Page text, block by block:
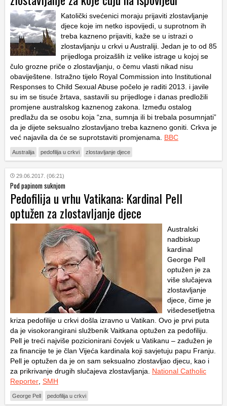
Katolički svećenici moraju prijaviti zlostavljanje
djece koje im netko ispovijedi, u suprotnom ih
treba kazneno prijaviti, kaže se u istrazi o
zlostavljanju u crkvi u Australiji. Jedan je to od 85
prijedloga proizašlih iz velike istrage u kojoj se
čulo grozne priče o zlostavljanju, o čemu vlasti nikad nisu
obaviještene. Istražno tijelo Royal Commission into Institutional
Responses to Child Sexual Abuse počelo je raditi 2013. i javile
su im se tisuće žrtava, sastavili su prijedloge i danas predložili
promjene australskog kaznenog zakona. Između ostalog
predlažu da se osobu koja “zna, sumnja ili bi trebala posumnjati”
da je dijete seksualno zlostavljano treba kazneno goniti. Crkva je
već najavila da će se suprotstaviti promjenama. BBC
Australija pedofilija u crkvi zlostavljanje djece
29.06.2017. (06:21)
Pod papinom suknjom
Pedofilija u vrhu Vatikana: Kardinal Pell
optužen za zlostavljanje djece
Australski
nadbiskup
kardinal
George Pell
optužen je za
više slučajeva
zlostavljanje
djece, čime je
višedesetljetna
kriza pedofilije u crkvi došla izravno u Vatikan. Ovo je prvi puta
da je visokorangirani službenik Vaitkana optužen za pedofiliju.
Pell je treći najviše pozicionirani čovjek u Vatikanu – zadužen je
za financije te je član Vijeća kardinala koji savjetuju papu Franju.
Pell je optužen da je on sam seksualno zlostavljao djecu, kao i
za prikrivanje drugih slučajeva zlostavljanja. National Catholic
Reporter SMH
George Pell pedofilija u crkvi